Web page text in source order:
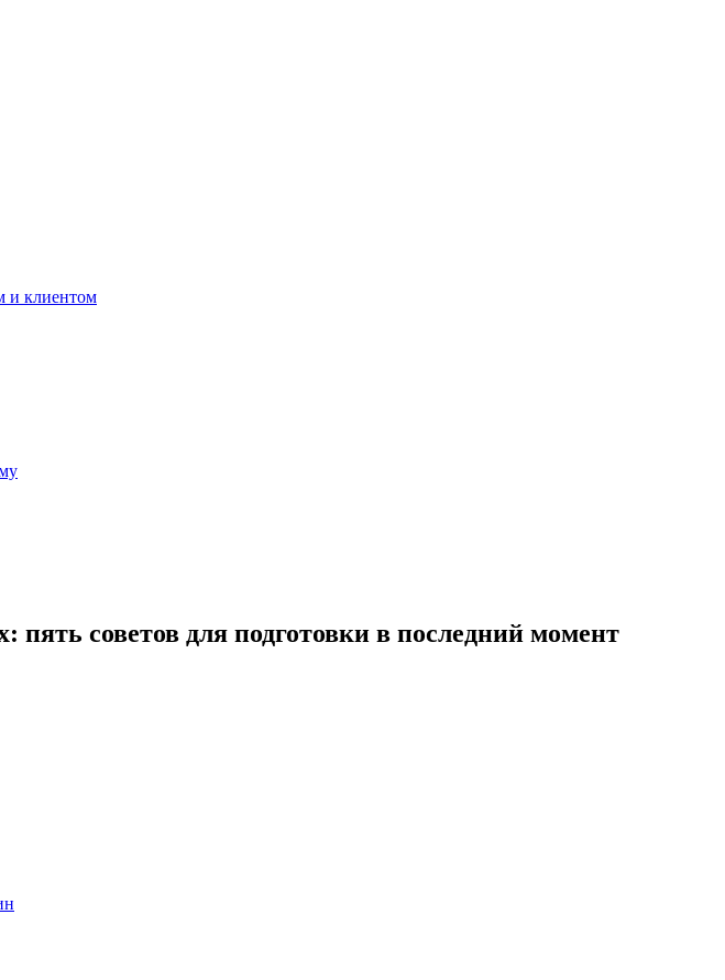
и клиентом
пять советов для подготовки в последний момент